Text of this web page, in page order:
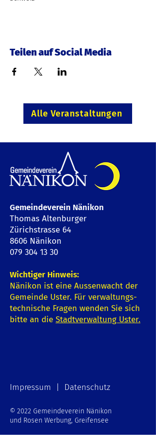
Teilen auf Social Media
Alle Veranstaltungen
Gemeindeverein Nänikon
Thomas Altenburger
Zürichstrasse 64
8606 Nänikon
079 304 13 30
Wichtiger Hinweis:
Nänikon ist eine Aussenwacht der
Gemeinde Uster. Für verwaltungs-
technische Fragen wenden Sie sich
bitte an die Stadtverwaltung Uster.
Impressum | Datenschutz
© 2022 Gemeindeverein Nänikon
und Rosen Werbung, Greifensee